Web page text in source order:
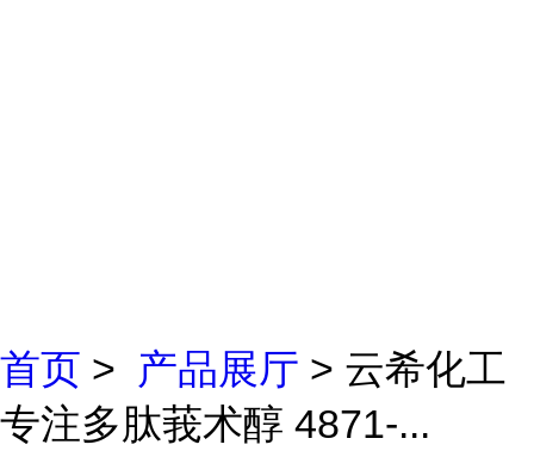
首页 > 产品展厅 > 云希化工
专注多肽莪术醇 4871-...